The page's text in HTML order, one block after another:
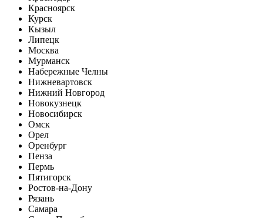
Красноярск
Курск
Кызыл
Липецк
Москва
Мурманск
Набережные Челны
Нижневартовск
Нижний Новгород
Новокузнецк
Новосибирск
Омск
Орел
Оренбург
Пенза
Пермь
Пятигорск
Ростов-на-Дону
Рязань
Самара